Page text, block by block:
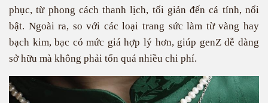
phục, từ phong cách thanh lịch, tối giản đến cá tính, nổi
bật. Ngoài ra, so với các loại trang sức làm từ vàng hay
bạch kim, bạc có mức giá hợp lý hơn, giúp genZ dễ dàng
sở hữu mà không phải tốn quá nhiều chi phí.